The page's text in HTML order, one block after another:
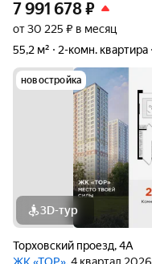
7 991 678₽
от 30 225 ₽ в месяц
55,2 м²
2-комн. квартира
новостройка
3D-тур
Торховский проезд,4А